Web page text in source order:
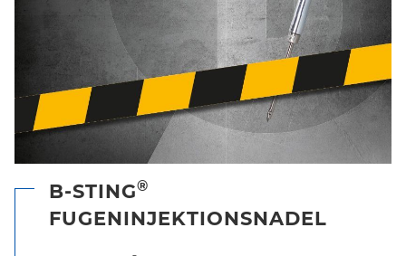
B-STING®
FUGENINJEKTIONSNADEL